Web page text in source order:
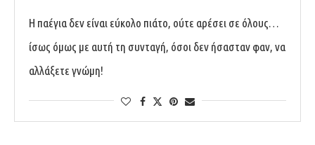
Η παέγια δεν είναι εύκολο πιάτο, ούτε αρέσει σε όλους…
ίσως όμως με αυτή τη συνταγή, όσοι δεν ήσασταν φαν, να
αλλάξετε γνώμη!